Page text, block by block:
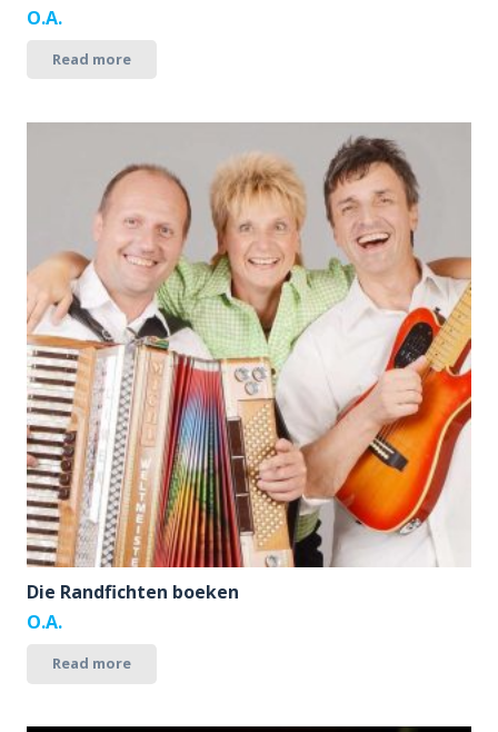
O.A.
Read more
Die Randfichten boeken
O.A.
Read more